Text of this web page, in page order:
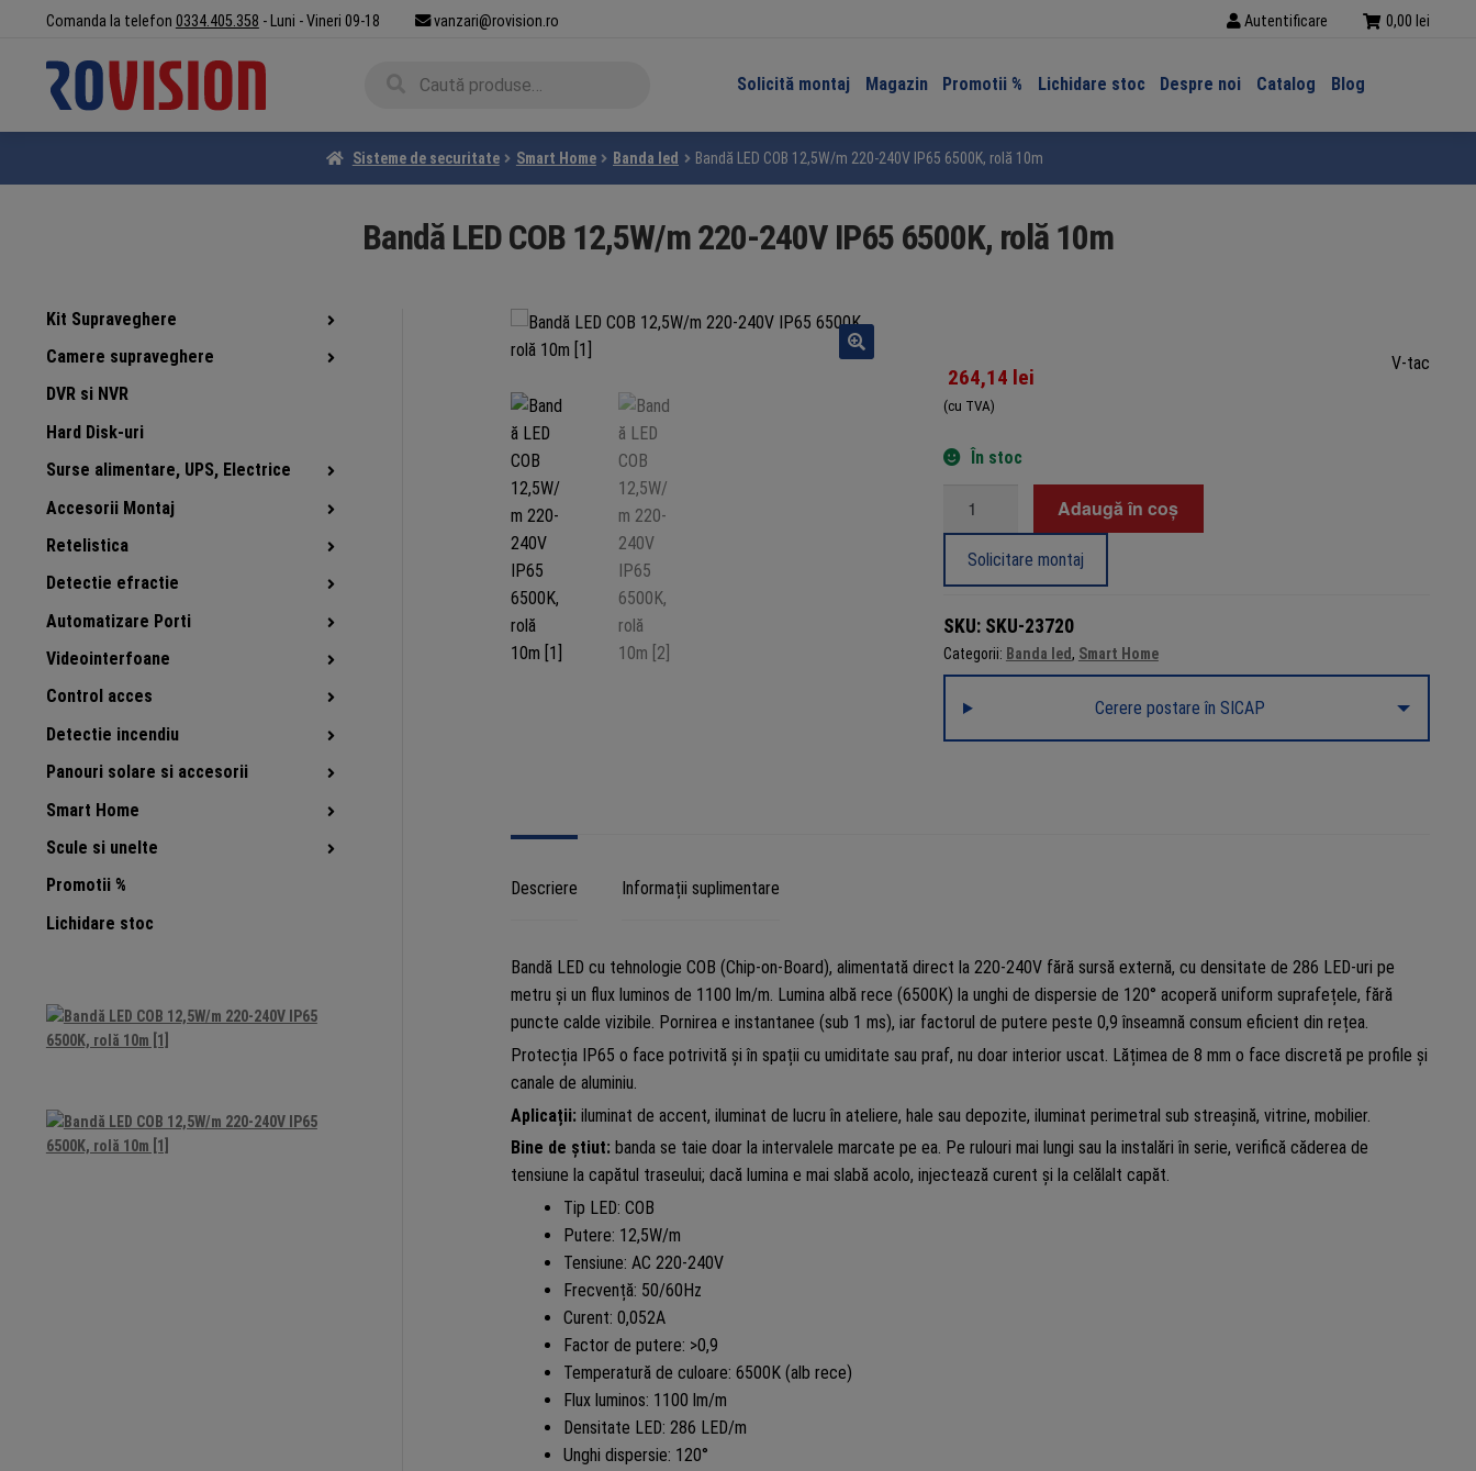
navigare
conținut
Comanda la telefon 0334.405.358 - Luni - Vineri 09-18 vanzari@rovision.ro Autentificare 0,00 lei
Solicită montaj Magazin Promotii % Lichidare stoc Despre noi Catalog Blog
Sisteme de securitate Smart Home Banda led Bandă LED COB 12,5W/m 220-240V IP65 6500K, rolă 10m
Bandă LED COB 12,5W/m 220-240V IP65 6500K, rolă 10m
264,14 lei
(cu TVA)
V-tac
În stoc
LED
220-
240V
6500K,
rolă
Adaugă în coș
Solicitare montaj
SKU: SKU-23720
Categorii: Banda led, Smart Home
Cerere postare în SICAP
Descriere Informații suplimentare
Bandă LED cu tehnologie COB (Chip-on-Board), alimentată direct la 220-240V fără sursă externă, cu densitate de 286 LED-uri pe
metru și un flux luminos de 1100 lm/m. Lumina albă rece (6500K) la unghi de dispersie de 120° acoperă uniform suprafețele, fără
puncte calde vizibile. Pornirea e instantanee (sub 1 ms), iar factorul de putere peste 0,9 înseamnă consum eficient din rețea.
Protecția IP65 o face potrivită și în spații cu umiditate sau praf, nu doar interior uscat. Lățimea de 8 mm o face discretă pe profile și
canale de aluminiu.
Aplicații:iluminat de accent, iluminat de lucru în ateliere, hale sau depozite, iluminat perimetral sub streașină, vitrine, mobilier.
Bine de știut:banda se taie doar la intervalele marcate pe ea. Pe rulouri mai lungi sau la instalări în serie, verifică căderea de
tensiune la capătul traseului; dacă lumina e mai slabă acolo, injectează curent și la celălalt capăt.
Tip LED: COB
Putere: 12,5W/m
Tensiune: AC 220-240V
Frecvență: 50/60Hz
Curent: 0,052A
Factor de putere: >0,9
Temperatură de culoare: 6500K (alb rece)
Flux luminos: 1100 lm/m
Densitate LED: 286 LED/m
Unghi dispersie: 120°
Kit Supraveghere
Camere supraveghere
DVR si NVR
Hard Disk-uri
Surse alimentare, UPS, Electrice
Accesorii Montaj
Retelistica
Detectie efractie
Automatizare Porti
Videointerfoane
Control acces
Detectie incendiu
Panouri solare si accesorii
Smart Home
Scule si unelte
Promotii %
Lichidare stoc